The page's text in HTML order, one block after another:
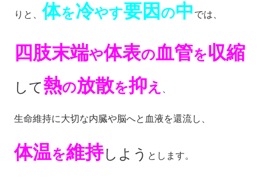
りと、体を冷やす要因 の中 では、
四肢末端や体表の血管を収縮
して熱の放散を抑え
生命維持に大切な内臓や脳へと血液を還流し、
体温を維持しよう とします。